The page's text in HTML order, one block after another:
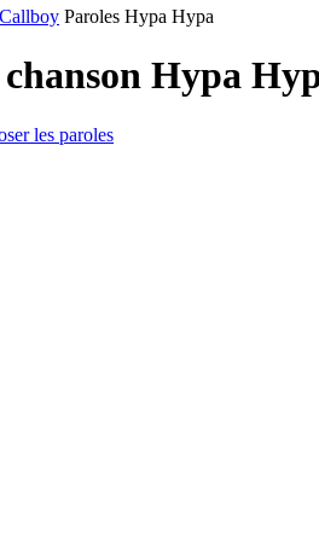
Paroles Hypa Hypa
chanson Hypa
les paroles